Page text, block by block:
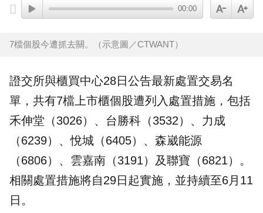
00:00
7檔個股今遭抓去關。（示意圖／CTWANT）
證交所與櫃買中心28日公告最新處置交易名
單，共有7檔上市櫃個股遭列入處置措施，包括
禾伸堂 （3026）、台勝科（3532）、力成
（6239）、悅城（6405）、 森崴能源
（6806）、雲嘉南（3191）及聯寶（6821）。
相關處置措施將自29日起實施，並持續至6月11
日。